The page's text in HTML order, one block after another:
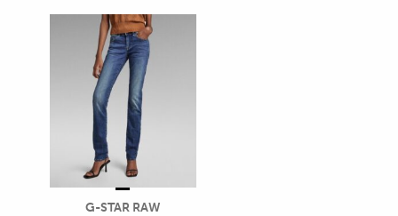
G-STAR RAW